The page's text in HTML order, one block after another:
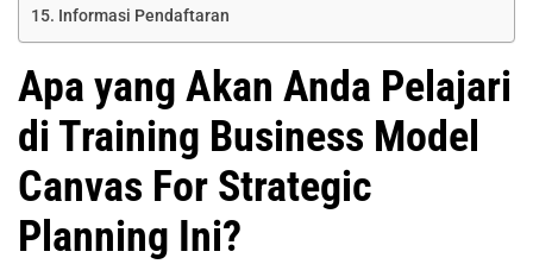
Informasi Pendaftaran
Apa yang Akan Anda Pelajari
di Training Business Model
Canvas For Strategic
Planning Ini?